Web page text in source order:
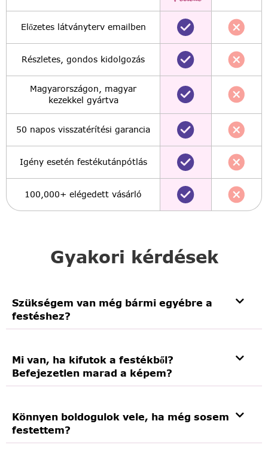
Gyakori kérdések
Szükségem van még bármi egyébre a
festéshez?
Mi van, ha kifutok a festékből?
Befejezetlen marad a képem?
Könnyen boldogulok vele, ha még sosem
festettem?
Előzetes látványterv emailben
Részletes, gondos kidolgozás
Magyarországon, magyar
kezekkel gyártva
50 napos visszatérítési garancia
Igény esetén festékutánpótlás
100,000+ elégedett vásárló